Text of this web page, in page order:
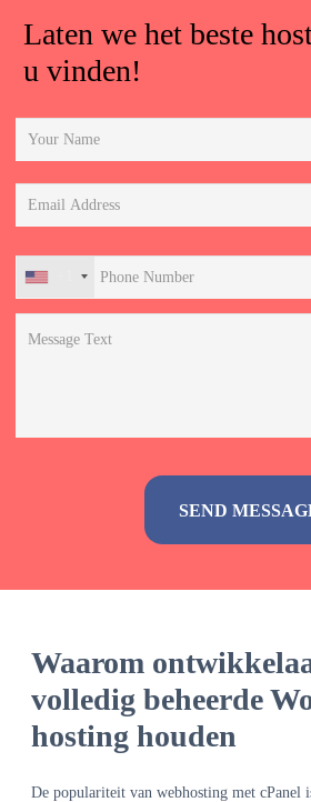
Laten we het beste
u vinden!
Waarom
volledig beheerde
hosting houden
De populariteit van webhosting met cPanel